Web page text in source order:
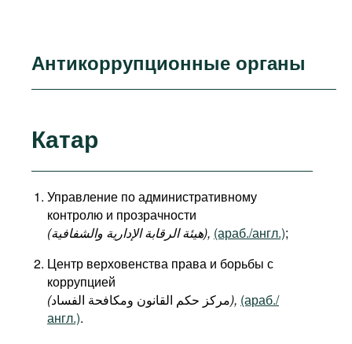
Антикоррупционные органы
Катар
Управление по административному
контролю и прозрачности
(هيئة الرقابة الإدارية والشفافية), (араб./англ.);
Центр верховенства права и борьбы с
коррупцией
(مركز حكم القانون ومكافحة الفساد), (араб./
англ.).